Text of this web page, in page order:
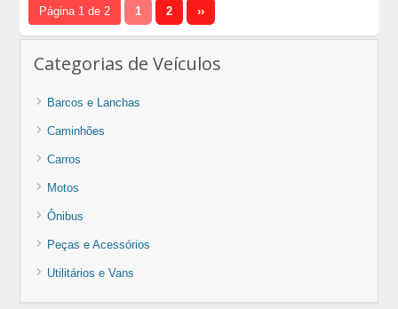
Página 1 de 2 1 2 ››
Categorias de Veículos
Barcos e Lanchas
Caminhões
Carros
Motos
Ônibus
Peças e Acessórios
Utilitários e Vans